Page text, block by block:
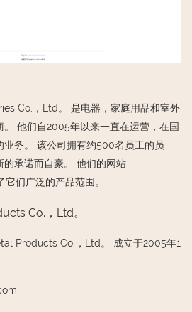
Co.，Ltd。 是电器，家庭用品和室外
他们自2005年以来一直在运营，在国
业务。 该公司拥有约500名员工的员
承诺而自豪。 他们的网站
们广泛的产品范围。
Co.，Ltd。
Products Co.，Ltd。 成立于2005年1